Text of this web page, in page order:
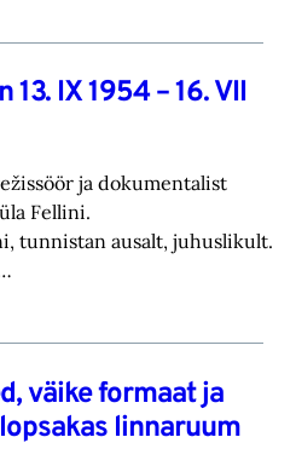
IX 1954 – 16. VII
ja dokumentalist
Fellini.
tunnistan ausalt, juhuslikult.
väike formaat ja
linnaruum